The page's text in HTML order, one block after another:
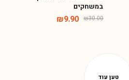
במשחקים
₪30.00
₪9.90